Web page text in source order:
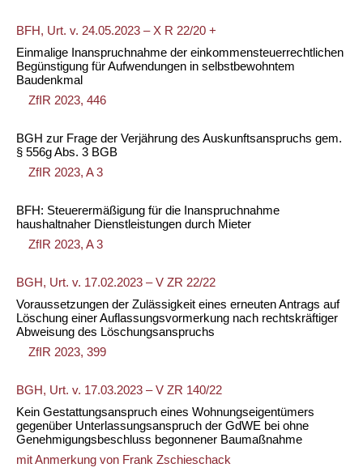
BFH, Urt. v. 24.05.2023 – X R 22/20 +
Einmalige Inanspruchnahme der einkommensteuerrechtlichen
Begünstigung für Aufwendungen in selbstbewohntem
Baudenkmal
ZfIR 2023, 446
BGH zur Frage der Verjährung des Auskunftsanspruchs gem.
§ 556g Abs. 3 BGB
ZfIR 2023, A 3
BFH: Steuerermäßigung für die Inanspruchnahme
haushaltnaher Dienstleistungen durch Mieter
ZfIR 2023, A 3
BGH, Urt. v. 17.02.2023 – V ZR 22/22
Voraussetzungen der Zulässigkeit eines erneuten Antrags auf
Löschung einer Auflassungsvormerkung nach rechtskräftiger
Abweisung des Löschungsanspruchs
ZfIR 2023, 399
BGH, Urt. v. 17.03.2023 – V ZR 140/22
Kein Gestattungsanspruch eines Wohnungseigentümers
gegenüber Unterlassungsanspruch der GdWE bei ohne
Genehmigungsbeschluss begonnener Baumaßnahme
mit Anmerkung von Frank Zschieschack